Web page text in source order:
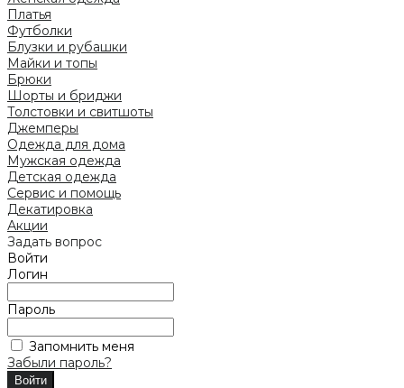
Платья
Футболки
Блузки и рубашки
Майки и топы
Брюки
Шорты и бриджи
Толстовки и свитшоты
Джемперы
Одежда для дома
Мужская одежда
Детская одежда
Сервис и помощь
Декатировка
Акции
Задать вопрос
Войти
Логин
Пароль
Запомнить меня
Забыли пароль?